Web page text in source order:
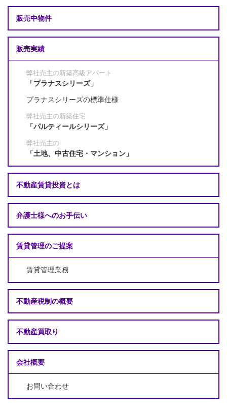
販売中物件
販売実績
弊社売主の新築高級アパート
「プラナスシリーズ」
プラナスシリーズの標準仕様
弊社売主の新築住宅
「パルティールシリーズ」
弊社売主の
「土地、中古住宅・マンション」
不動産賃貸投資とは
弁護士様へのお手伝い
賃貸管理のご提案
賃貸管理業務
不動産税制の概要
不動産買取り
会社概要
お問い合わせ